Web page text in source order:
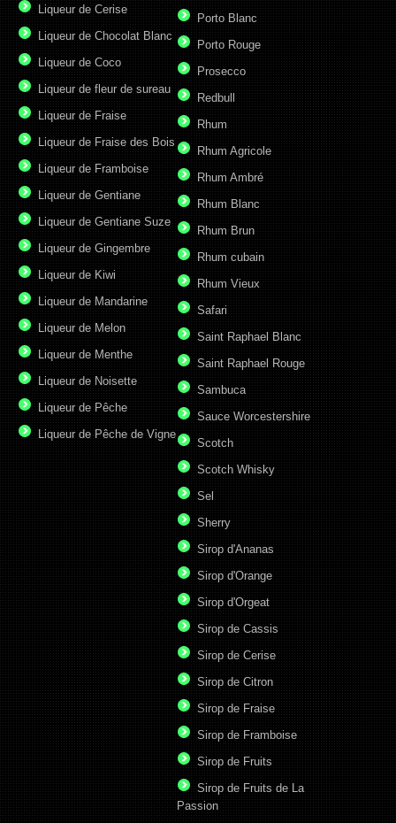
Liqueur de Cerise
Liqueur de Chocolat Blanc
Liqueur de Coco
Liqueur de fleur de sureau
Liqueur de Fraise
Liqueur de Fraise des Bois
Liqueur de Framboise
Liqueur de Gentiane
Liqueur de Gentiane Suze
Liqueur de Gingembre
Liqueur de Kiwi
Liqueur de Mandarine
Liqueur de Melon
Liqueur de Menthe
Liqueur de Noisette
Liqueur de Pêche
Liqueur de Pêche de Vigne
Porto Blanc
Porto Rouge
Prosecco
Redbull
Rhum
Rhum Agricole
Rhum Ambré
Rhum Blanc
Rhum Brun
Rhum cubain
Rhum Vieux
Safari
Saint Raphael Blanc
Saint Raphael Rouge
Sambuca
Sauce Worcestershire
Scotch
Scotch Whisky
Sel
Sherry
Sirop d'Ananas
Sirop d'Orange
Sirop d'Orgeat
Sirop de Cassis
Sirop de Cerise
Sirop de Citron
Sirop de Fraise
Sirop de Framboise
Sirop de Fruits
Sirop de Fruits de La
Passion